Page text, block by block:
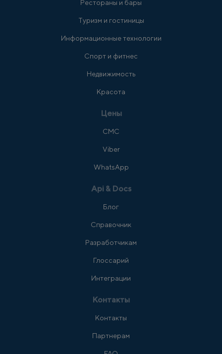
Рестораны и бары
Туризм и гостиницы
Информационные технологии
Спорт и фитнес
Недвижимость
Красота
Цены
СМС
Viber
WhatsApp
Api & Docs
Блог
Справочник
Разработчикам
Глоссарий
Интеграции
Контакты
Контакты
Партнерам